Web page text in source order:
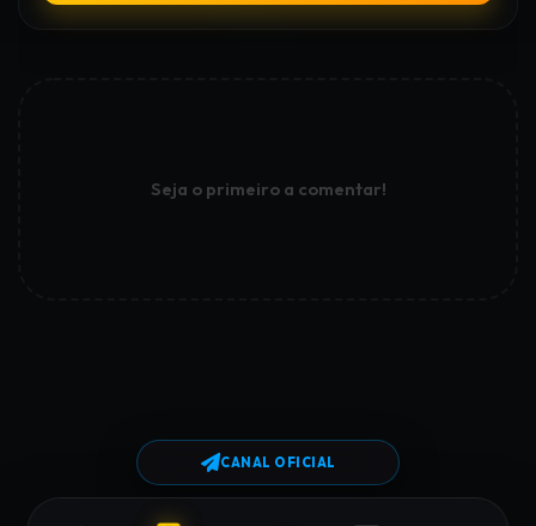
Seja o primeiro a comentar!
CANAL OFICIAL